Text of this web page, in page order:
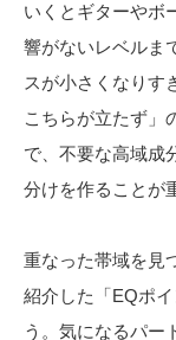
いくとギターやボ
響がないレベルま
スが小さくなりす
こちらが立たず」
で、不要な高域成
分けを作ることが
重なった帯域を見
紹介した「EQポ
う。気になるパー